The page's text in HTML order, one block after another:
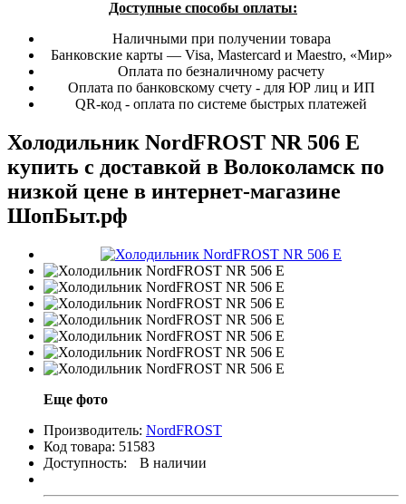
Доступные способы оплаты:
Наличными при получении товара
Банковские карты — Visa, Mastercard и Maestro, «Мир»
Оплата по безналичному расчету
Оплата по банковскому счету - для ЮР лиц и ИП
QR-код - оплата по системе быстрых платежей
Холодильник NordFROST NR 506 E
купить с доставкой в Волоколамск по
низкой цене в интернет-магазине
ШопБыт.рф
Еще фото
Производитель: NordFROST
Код товара: 51583
Доступность:
В наличии